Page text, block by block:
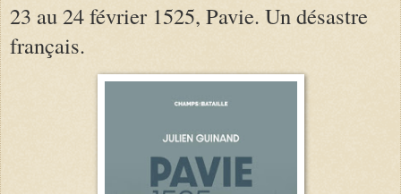
23 au 24 février 1525, Pavie. Un désastre
français.